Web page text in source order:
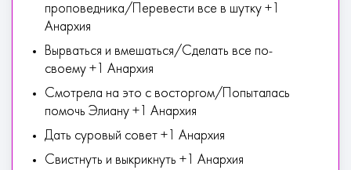
проповедника/Перевести все в шутку +1
Анархия
Вырваться и вмешаться/Сделать все по-
своему +1 Анархия
Смотрела на это с восторгом/Попыталась
помочь Элиану +1 Анархия
Дать суровый совет +1 Анархия
Свистнуть и выкрикнуть +1 Анархия